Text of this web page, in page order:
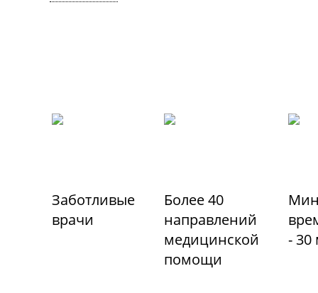
Заботливые
врачи
Более 40
направлений
медицинской
помощи
- 30